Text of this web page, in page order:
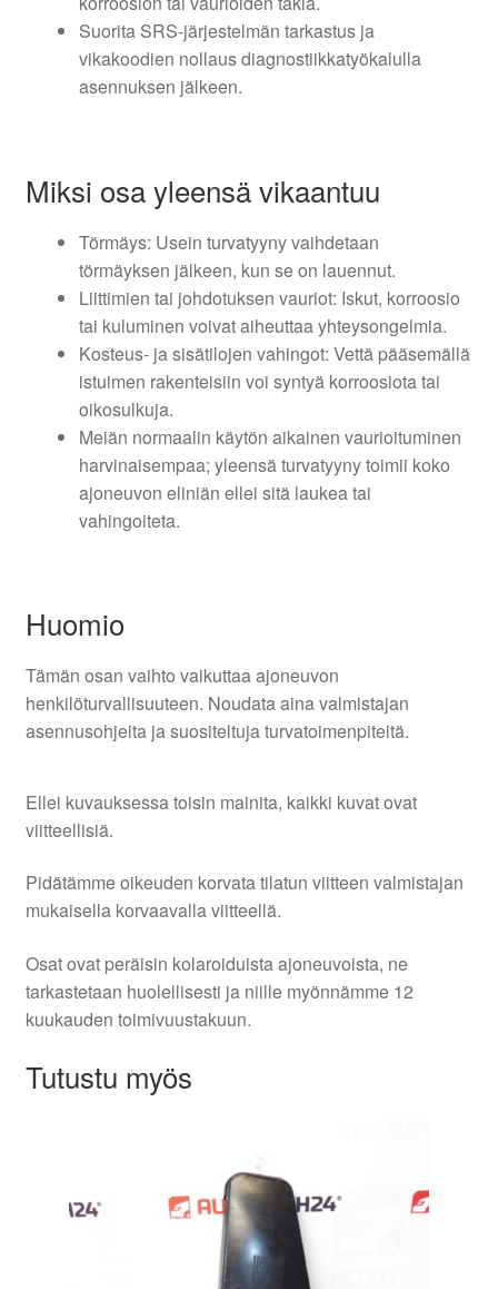
Suorita SRS-järjestelmän tarkastus ja
vikakoodien nollaus diagnostiikkatyökalulla
asennuksen jälkeen.
Miksi osa yleensä vikaantuu
Törmäys: Usein turvatyyny vaihdetaan
törmäyksen jälkeen, kun se on lauennut.
Liittimien tai johdotuksen vauriot: Iskut, korroosio
tai kuluminen voivat aiheuttaa yhteysongelmia.
Kosteus- ja sisätilojen vahingot: Vettä pääsemällä
istuimen rakenteisiin voi syntyä korroosiota tai
oikosulkuja.
Meiän normaalin käytön aikainen vaurioituminen
harvinaisempaa; yleensä turvatyyny toimii koko
ajoneuvon eliniän ellei sitä laukea tai
vahingoiteta.
Huomio
Tämän osan vaihto vaikuttaa ajoneuvon
henkilöturvallisuuteen. Noudata aina valmistajan
asennusohjeita ja suositeltuja turvatoimenpiteitä.
Ellei kuvauksessa toisin mainita, kaikki kuvat ovat
viitteellisiä.
Pidätämme oikeuden korvata tilatun viitteen valmistajan
mukaisella korvaavalla viitteellä.
Osat ovat peräisin kolaroiduista ajoneuvoista, ne
tarkastetaan huolellisesti ja niille myönnämme 12
kuukauden toimivuustakuun.
Tutustu myös